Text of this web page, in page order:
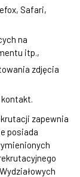
Safari,
na
itp.,
zdjęcia
zapewnia
posiada